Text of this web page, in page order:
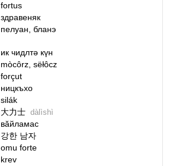
fortus
здравеняк
пелуан, бланэ
ик чидлтә күн
mòcôrz, sëłôcz
forçut
ницкъхо
silák
大力士 dàlìshì
вӑйламас
강한 남자
omu forte
krev